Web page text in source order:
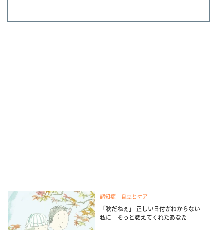
認知症 自立とケア
「秋だねぇ」 正しい日付がわからない
私に そっと教えてくれたあなた